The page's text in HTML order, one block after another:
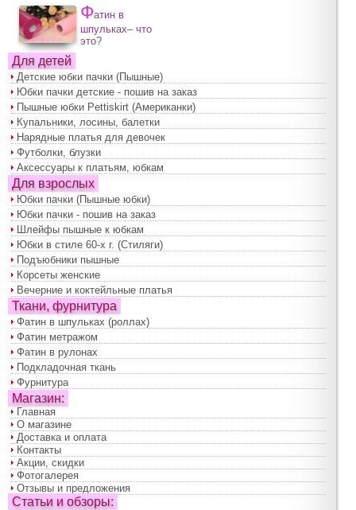
Фатин в
шпульках– что
это?
Для детей
Детские юбки пачки (Пышные)
Юбки пачки детские - пошив на заказ
Пышные юбки Pettiskirt (Американки)
Купальники, лосины, балетки
Нарядные платья для девочек
Футболки, блузки
Аксессуары к платьям, юбкам
Для взрослых
Юбки пачки (Пышные юбки)
Юбки пачки - пошив на заказ
Шлейфы пышные к юбкам
Юбки в стиле 60-х г. (Стиляги)
Подъюбники пышные
Корсеты женские
Вечерние и коктейльные платья
Ткани, фурнитура
Фатин в шпульках (роллах)
Фатин метражом
Фатин в рулонах
Подкладочная ткань
Фурнитура
Магазин:
Главная
О магазине
Доставка и оплата
Контакты
Акции, скидки
Фотогалерея
Отзывы и предложения
Статьи и обзоры: